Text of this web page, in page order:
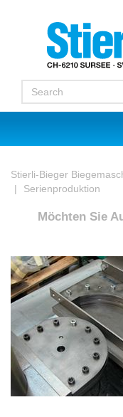
Stierli-Bieger
Serienproduktion
Möchten Sie